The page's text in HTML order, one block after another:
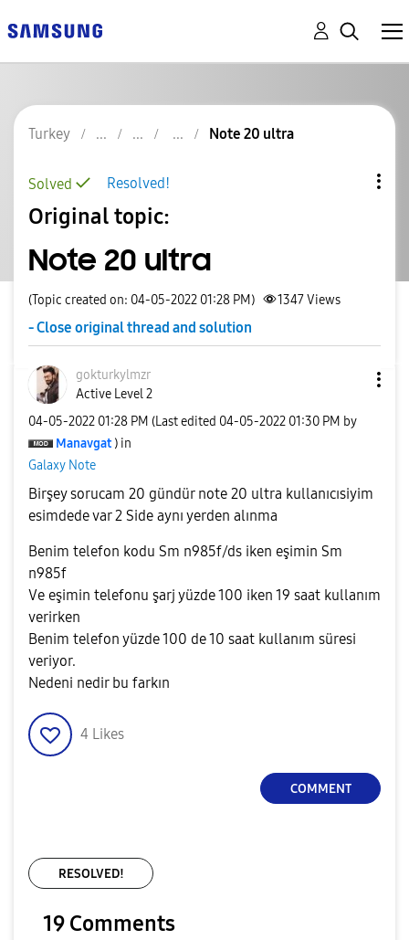
Turkey Note 20 ultra
Resolved!
Solved
Original topic:
Note 20 ultra
(Topic created on: 04-05-2022 01:28 PM) 1347Views
- Close original thread and solution
gokturkylmzr
Active Level 2
‎04-05-2022 01:28 PM (Last edited ‎04-05-2022 01:30 PM by
Manavgat ) in
Galaxy Note
Birşey sorucam 20 gündür note 20 ultra kullanıcısiyim
esimdede var 2 Side aynı yerden alınma
Benim telefon kodu Sm n985f/ds iken eşimin Sm
n985f
Ve eşimin telefonu şarj yüzde 100 iken 19 saat kullanım
verirken
Benim telefon yüzde 100 de 10 saat kullanım süresi
veriyor.
Nedeni nedir bu farkın
4 Likes
COMMENT
RESOLVED!
19 Comments